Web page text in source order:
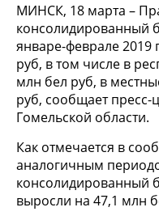
МИНСК, 18 марта –
консолидированный
январе-феврале 2019
руб, в том числе в
млн бел руб, в
руб, сообщает
Гомельской области.
Как отмечается в
аналогичным
консолидированный
выросли на 47,1 млн